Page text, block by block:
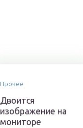
Прочее
Двоится
изображение на
мониторе